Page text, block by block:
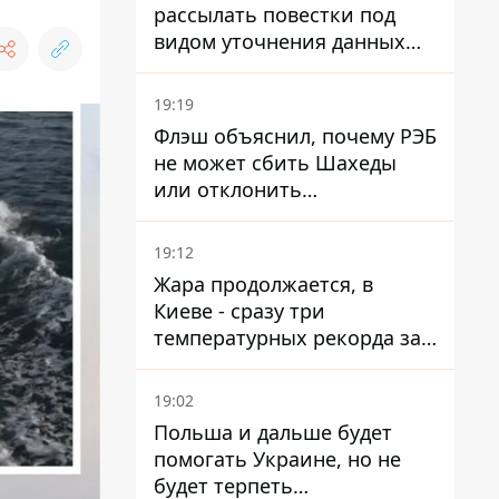
рассылать повестки под
видом уточнения данных
для набора контрактников
19:19
Флэш объяснил, почему РЭБ
не может сбить Шахеды
или отклонить
баллистические ракеты
19:12
Жара продолжается, в
Киеве - сразу три
температурных рекорда за
день
19:02
Польша и дальше будет
помогать Украине, но не
будет терпеть